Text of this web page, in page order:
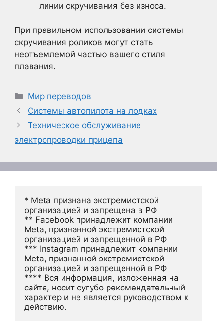
линии скручивания без износа.
При правильном использовании системы
скручивания роликов могут стать
неотъемлемой частью вашего стиля
плавания.
Рубрики
Мир переводов
Системы автопилота на лодках
Техническое обслуживание
электропроводки прицепа
* Meta признана экстремистской
организацией и запрещена в РФ
** Facebook принадлежит компании
Meta, признанной экстремистской
организацией и запрещенной в РФ
*** Instagram принадлежит компании
Meta, признанной экстремистской
организацией и запрещенной в РФ
**** Вся информация, изложенная на
сайте, носит сугубо рекомендательный
характер и не является руководством к
действию.